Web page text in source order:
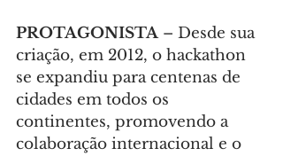
PROTAGONISTA – Desde sua
criação, em 2012, o hackathon
se expandiu para centenas de
cidades em todos os
continentes, promovendo a
colaboração internacional e o